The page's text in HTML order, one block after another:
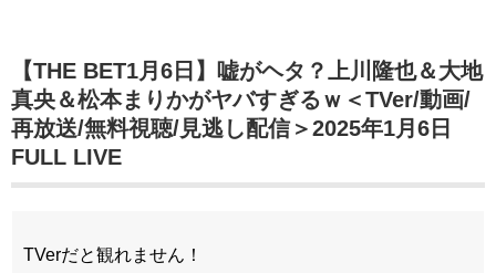
【THE BET1月6日】嘘がヘタ？上川隆也＆大地
真央＆松本まりかがヤバすぎるｗ＜TVer/動画/
再放送/無料視聴/見逃し配信＞2025年1月6日
FULL LIVE
TVerだと観れません！